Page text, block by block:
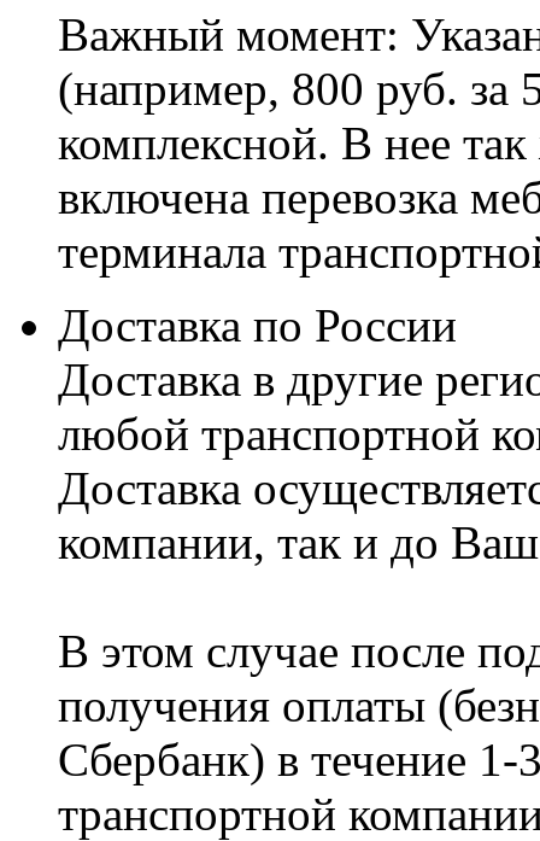
Важный момент:
(например, 800 руб. за
комплексной. В нее
включена перевозка
терминала
Доставка по России
Доставка в другие
любой транспортной
Доставка
компании, так и до
В этом случае после
получения оплаты
Сбербанк) в течение
транспортной